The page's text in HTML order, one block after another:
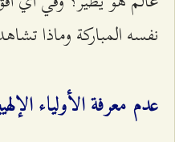
نفسه المباركة وماذا
عدم معرفة الأولياء